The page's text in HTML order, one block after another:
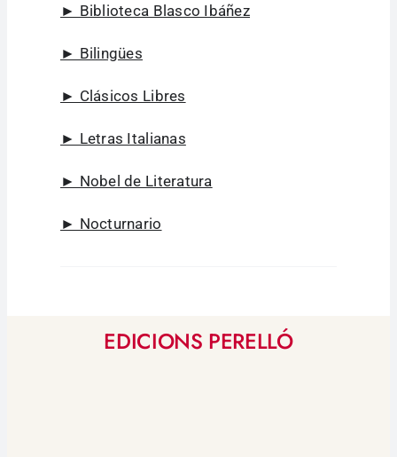
► Biblioteca Blasco Ibáñez
► Bilingües
► Clásicos Libres
► Letras Italianas
► Nobel de Literatura
► Nocturnario
EDICIONS PERELLÓ